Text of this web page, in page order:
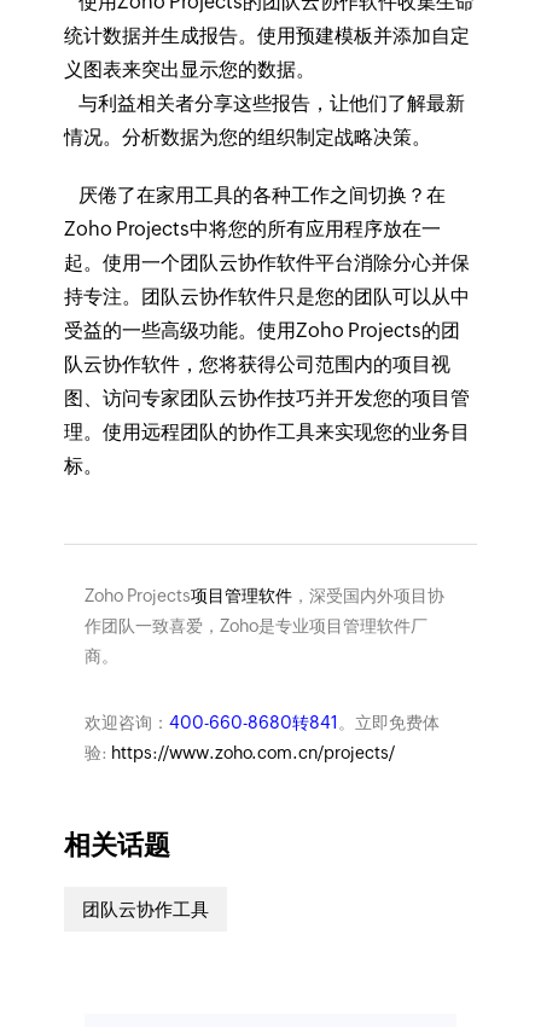
统计数据并生成报告。使用预建模板并添加自定
义图表来突出显示您的数据。
与利益相关者分享这些报告，让他们了解最新
情况。分析数据为您的组织制定战略决策。
厌倦了在家用工具的各种工作之间切换？在
Zoho Projects中将您的所有应用程序放在一
起。使用一个团队云协作软件平台消除分心并保
持专注。团队云协作软件只是您的团队可以从中
受益的一些高级功能。使用Zoho Projects的团
队云协作软件，您将获得公司范围内的项目视
图、访问专家团队云协作技巧并开发您的项目管
理。使用远程团队的协作工具来实现您的业务目
标。
Zoho Projects项目管理软件，深受国内外项目协
作团队一致喜爱，Zoho是专业项目管理软件厂
商。
欢迎咨询： 400-660-8680转841 。立即免费体
验: https://www.zoho.com.cn/projects/
相关话题
团队云协作工具